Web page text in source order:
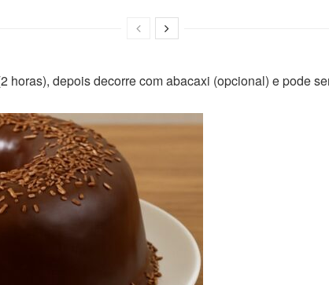
horas), depois decorre com abacaxi (opcional) e pode